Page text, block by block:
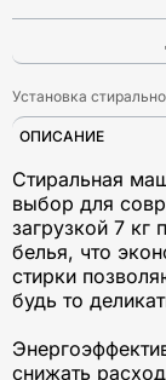
Установка
ОПИСАНИЕ
Стиральная
выбор для
загрузкой 7 кг
белья, что
стирки
будь то
снижать